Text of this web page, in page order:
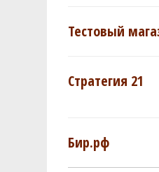
Тестовый
Стратегия 21
Бир.рф